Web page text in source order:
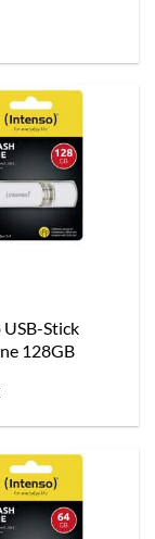
Stick
128GB